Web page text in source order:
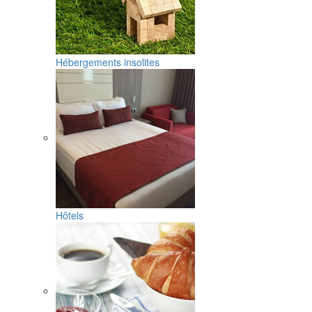
Hébergements insolites
Hôtels